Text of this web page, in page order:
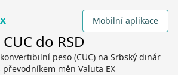
Mobilní aplikace
CUC do RSD
peso (CUC) na Srbský dinár
převodníkem měn Valuta EX